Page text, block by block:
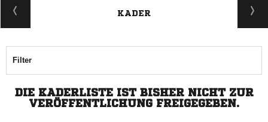
KADER
Filter
DIE KADERLISTE IST BISHER NICHT ZUR
VERÖFFENTLICHUNG FREIGEGEBEN.